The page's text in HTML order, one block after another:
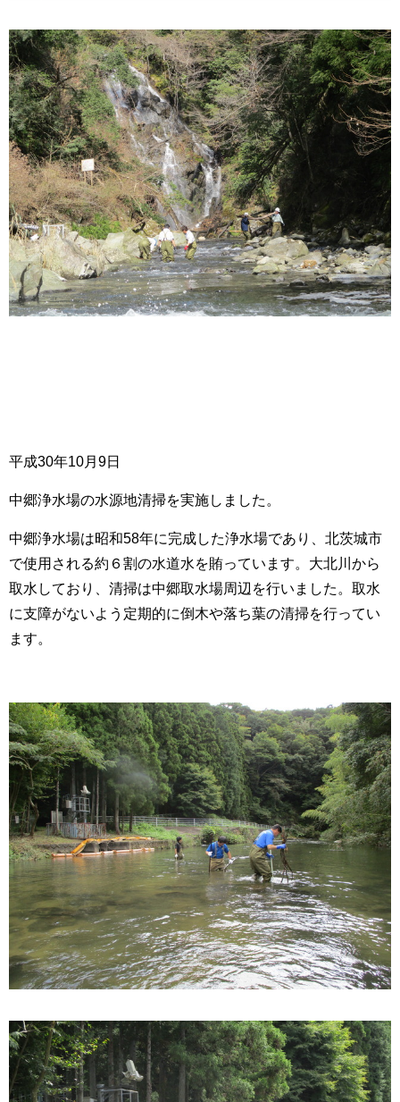
平成30年10月9日
中郷浄水場の水源地清掃を実施しました。
中郷浄水場は昭和58年に完成した浄水場であり、北茨城市
で使用される約６割の水道水を賄っています。大北川から
取水しており、清掃は中郷取水場周辺を行いました。取水
に支障がないよう定期的に倒木や落ち葉の清掃を行ってい
ます。